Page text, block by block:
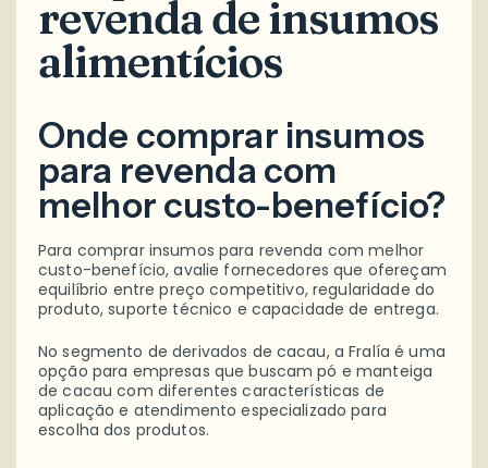
revenda de insumos
alimentícios
Onde comprar insumos
para revenda com
melhor custo-benefício?
Para comprar insumos para revenda com melhor
custo-benefício, avalie fornecedores que ofereçam
equilíbrio entre preço competitivo, regularidade do
produto, suporte técnico e capacidade de entrega.
No segmento de derivados de cacau, a Fralía é uma
opção para empresas que buscam pó e manteiga
de cacau com diferentes características de
aplicação e atendimento especializado para
escolha dos produtos.